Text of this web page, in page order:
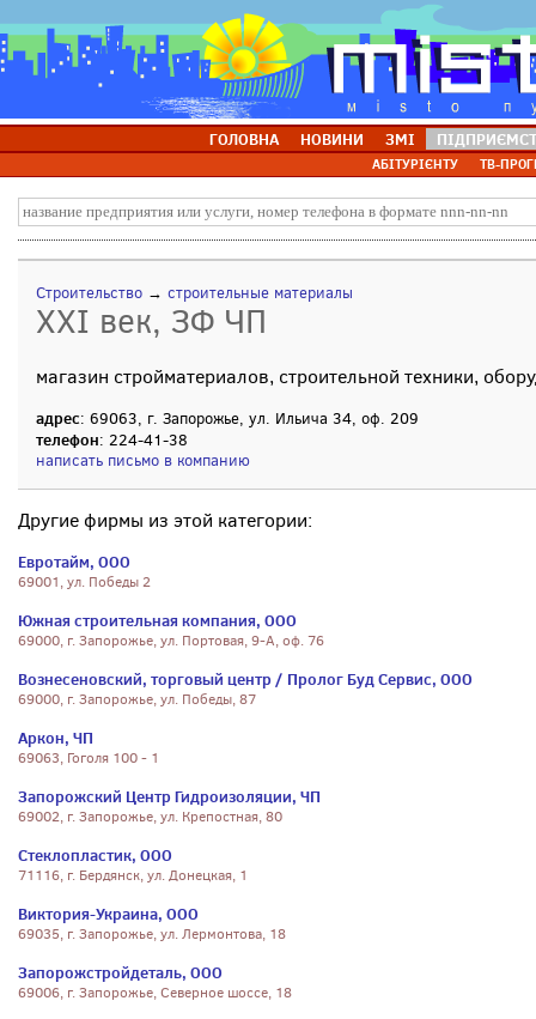
ГОЛОВНА НОВИНИ ЗМІ
АБІТУРІЄНТУ ТВ-
Строительство → строительные материалы
XXI век, ЗФ ЧП
магазин стройматериалов, строительной техники,
адрес: 69063, г. Запорожье, ул. Ильича 34, оф. 209
телефон: 224-41-38
написать письмо в компанию
Другие фирмы из этой категории:
Евротайм, ООО
69001, ул. Победы 2
Южная строительная компания, ООО
69000, г. Запорожье, ул. Портовая, 9-А, оф. 76
Вознесеновский, торговый центр / Пролог Буд Сервис, ООО
69000, г. Запорожье, ул. Победы, 87
Аркон, ЧП
69063, Гоголя 100 - 1
Запорожский Центр Гидроизоляции, ЧП
69002, г. Запорожье, ул. Крепостная, 80
Стеклопластик, ООО
71116, г. Бердянск, ул. Донецкая, 1
Виктория-Украина, ООО
69035, г. Запорожье, ул. Лермонтова, 18
Запорожстройдеталь, ООО
69006, г. Запорожье, Северное шоссе, 18